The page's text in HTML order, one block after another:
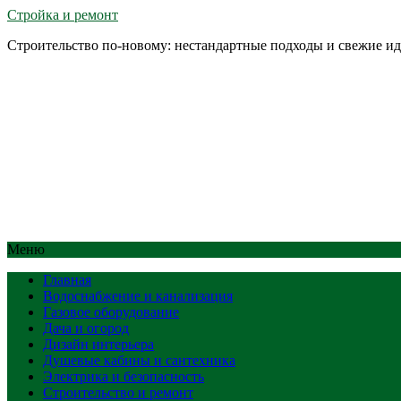
Стройка и ремонт
Строительство по-новому: нестандартные подходы и свежие
Меню
Главная
Водоснабжение и канализация
Газовое оборудование
Дача и огород
Дизайн интерьера
Душевые кабины и сантехника
Электрика и безопасность
Строительство и ремонт